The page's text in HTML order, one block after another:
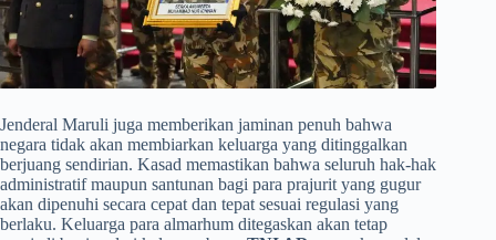
​Jenderal Maruli juga memberikan jaminan penuh bahwa
negara tidak akan membiarkan keluarga yang ditinggalkan
berjuang sendirian. Kasad memastikan bahwa seluruh hak-hak
administratif maupun santunan bagi para prajurit yang gugur
akan dipenuhi secara cepat dan tepat sesuai regulasi yang
berlaku. Keluarga para almarhum ditegaskan akan tetap